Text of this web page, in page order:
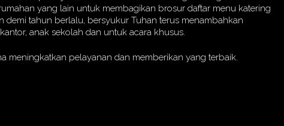
yang lain untuk membagikan brosur daftar menu katering
demi tahun berlalu, bersyukur Tuhan terus menambahkan
anak sekolah dan untuk acara khusus.
meningkatkan pelayanan dan memberikan yang terbaik.